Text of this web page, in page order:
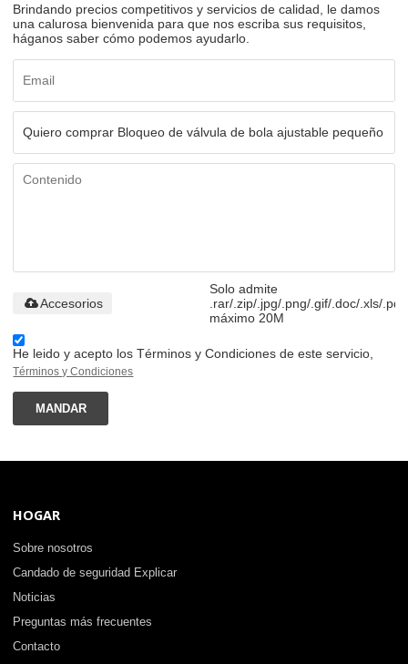
Brindando precios competitivos y servicios de calidad, le damos
una calurosa bienvenida para que nos escriba sus requisitos,
háganos saber cómo podemos ayudarlo.
Solo admite
.rar/.zip/.jpg/.png/.gif/.doc/.xls/.pdf,
máximo 20M
Accesorios
He leido y acepto los Términos y Condiciones de este servicio,
Términos y Condiciones
MANDAR
HOGAR
Sobre nosotros
Candado de seguridad Explicar
Noticias
Preguntas más frecuentes
Contacto